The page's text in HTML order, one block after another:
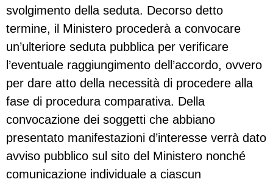
svolgimento della seduta. Decorso detto
termine, il Ministero procederà a convocare
un’ulteriore seduta pubblica per verificare
l’eventuale raggiungimento dell’accordo, ovvero
per dare atto della necessità di procedere alla
fase di procedura comparativa. Della
convocazione dei soggetti che abbiano
presentato manifestazioni d’interesse verrà dato
avviso pubblico sul sito del Ministero nonché
comunicazione individuale a ciascun